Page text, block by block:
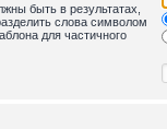
быть в результатах,
слова символом
для частичного